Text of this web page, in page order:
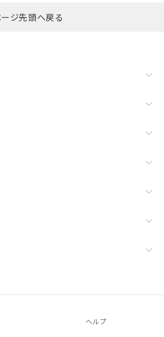
ジ先頭へ戻る
ヘルプ